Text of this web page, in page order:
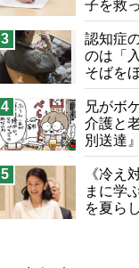
子を救
の言葉
3
認知症
のは「
そばを
子が血
4
兄がボ
介護と
別送達
5
《冷え
まに学
を夏ら